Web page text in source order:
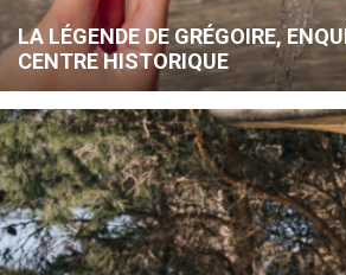
LA LÉGENDE DE GRÉGOIRE,
CENTRE HISTORIQUE